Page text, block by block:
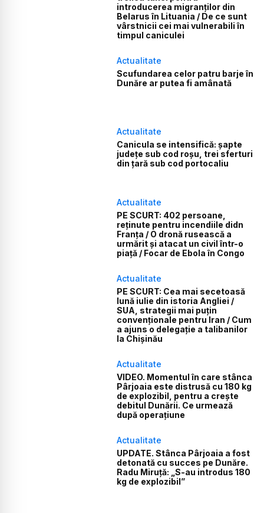
introducerea migranților din
Belarus în Lituania / De ce sunt
vârstnicii cei mai vulnerabili în
timpul caniculei
Actualitate
Scufundarea celor patru barje în
Dunăre ar putea fi amânată
Actualitate
Canicula se intensifică: șapte
județe sub cod roșu, trei sferturi
din țară sub cod portocaliu
Actualitate
PE SCURT: 402 persoane,
reținute pentru incendiile didn
Franța / O dronă rusească a
urmărit și atacat un civil într-o
piață / Focar de Ebola în Congo
Actualitate
PE SCURT: Cea mai secetoasă
lună iulie din istoria Angliei /
SUA, strategii mai puțin
convenționale pentru Iran / Cum
a ajuns o delegație a talibanilor
la Chișinău
Actualitate
VIDEO. Momentul în care stânca
Pârjoaia este distrusă cu 180 kg
de explozibil, pentru a crește
debitul Dunării. Ce urmează
după operațiune
Actualitate
UPDATE. Stânca Pârjoaia a fost
detonată cu succes pe Dunăre.
Radu Miruță: „S-au introdus 180
kg de explozibil”